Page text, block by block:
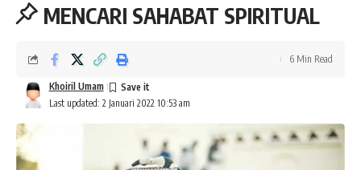
MENCARI SAHABAT SPIRITUAL
Last updated: 2 Januari 2022 10:53 am
Khoiril Umam
6 Min Read